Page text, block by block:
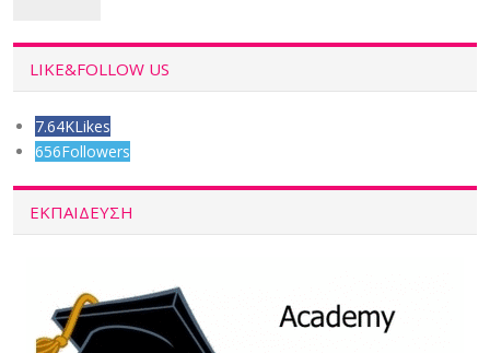
LIKE&FOLLOW US
7.64KLikes
656Followers
ΕΚΠΑΙΔΕΥΣΗ